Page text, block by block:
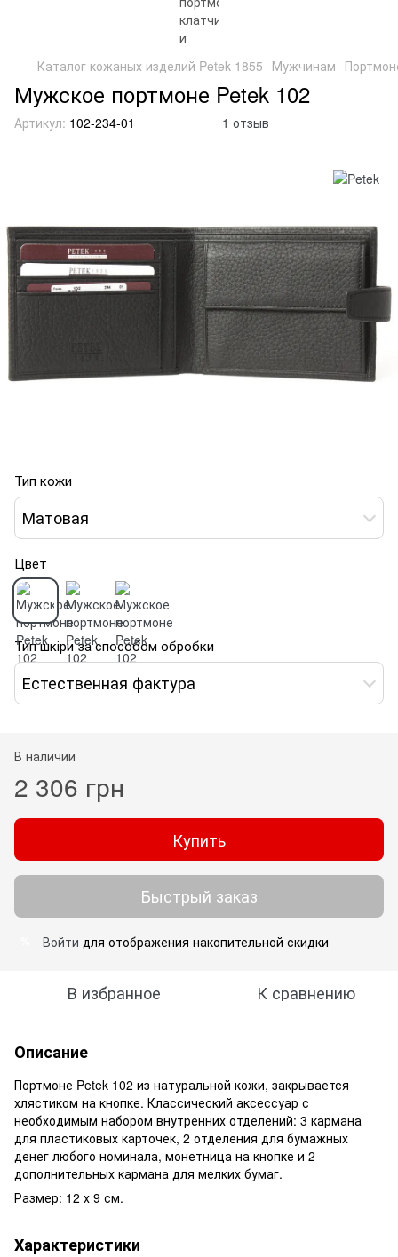
Каталог кожаных изделий Petek 1855 Мужчинам
Мужское портмоне Petek 102
Артикул: 102-234-01 1 отзыв
Тип кожи
Матовая
Цвет
Тип шкіри за способом обробки
Естественная фактура
В наличии
2 306 грн
Купить
Быстрый заказ
Войти для отображения накопительной скидки
В избранное К сравнению
Описание
Портмоне Petek 102 из натуральной кожи, закрывается
хлястиком на кнопке. Классический аксессуар с
необходимым набором внутренних отделений: 3 кармана
для пластиковых карточек, 2 отделения для бумажных
денег любого номинала, монетница на кнопке и 2
дополнительных кармана для мелких бумаг.
Размер: 12 х 9 см.
Характеристики